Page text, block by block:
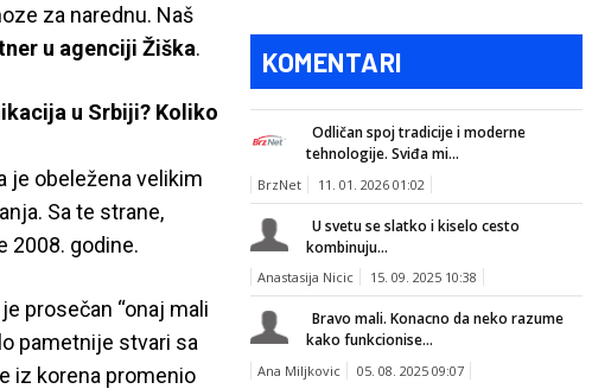
za narednu. Naš
u agenciji Žiška.
u Srbiji? Koliko
je obeležena velikim
Sa te strane,
2008. godine.
prosečan “onaj mali
pametnije stvari sa
iz korena promenio
KOMENTARI
Odličan spoj tradicije i moderne
tehnologije. Sviđa mi...
BrzNet 11. 01. 2026 01:02
U svetu se slatko i kiselo cesto
kombinuju...
Anastasija Nicic 15. 09. 2025 10:38
Bravo mali. Konacno da neko razume
kako funkcionise...
Ana Miljkovic 05. 08. 2025 09:07